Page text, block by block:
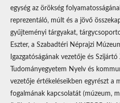
egység az örökség
reprezentáló, múlt és a jövő
gyűjteményi tárgyakat,
Eszter, a Szabadtéri Néprajzi
Igazgatóságának vezetője és Szijártó
Tudományegyetem Nyelv és
vezetője értékeléseikben egyrészt a
fogalmának kapcsolatát (múzeum,